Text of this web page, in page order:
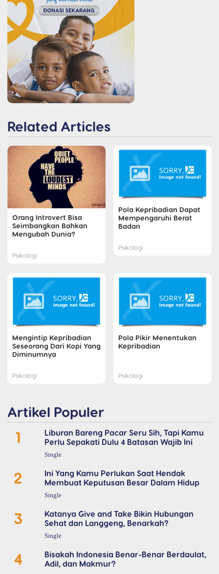
Related Articles
Orang Introvert Bisa
Seimbangkan Bahkan
Mengubah Dunia?
Psikologi
Pola Kepribadian Dapat
Mempengaruhi Berat
Badan
Psikologi
Mengintip Kepribadian
Seseorang Dari Kopi Yang
Diminumnya
Psikologi
Pola Pikir Menentukan
Kepribadian
Psikologi
Artikel Populer
1
Liburan Bareng Pacar Seru Sih, Tapi Kamu
Perlu Sepakati Dulu 4 Batasan Wajib Ini
Single
2
Ini Yang Kamu Perlukan Saat Hendak
Membuat Keputusan Besar Dalam Hidup
Single
3
Katanya Give and Take Bikin Hubungan
Sehat dan Langgeng, Benarkah?
Single
4
Bisakah Indonesia Benar-Benar Berdaulat,
Adil, dan Makmur?